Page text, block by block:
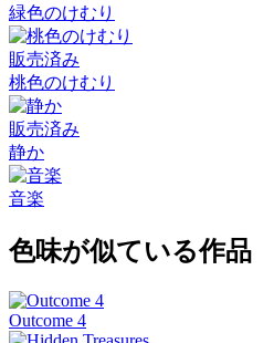
緑色のけむり
販売済み
桃色のけむり
販売済み
静か
音楽
色味が似ている作品
Outcome 4